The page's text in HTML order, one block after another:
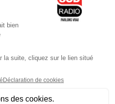
l'application